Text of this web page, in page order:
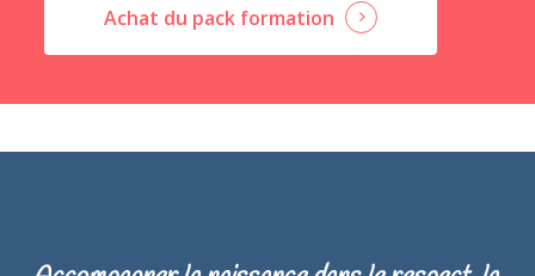
Achat du pack formation